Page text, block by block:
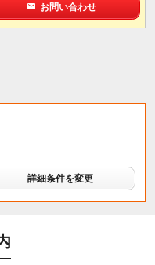
お問い合わせ
詳細条件を変更